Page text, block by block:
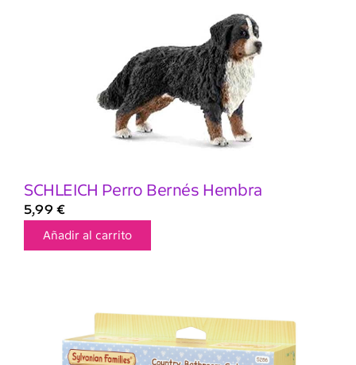
SCHLEICH Perro Bernés Hembra
5,99 €
Añadir al carrito